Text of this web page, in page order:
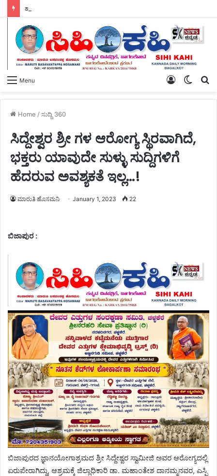
ಹಸಿರು ಸೇನೆಯ ಯುವ ಘಟಕದ ಅಧ್ಯಕ್ಷರಾಗಿ ಪ್ರಶಾಂತ ಭೂಸನೂರ ಆಯ್ಕೆ.
Menu
Switch
Log
Home /ಸುದ್ದಿ 360
ಸಿದ್ದೇಶ್ವರ ಶ್ರೀ ಗಳ ಆರೋಗ್ಯ ಸ್ಥಿರವಾಗಿದೆ,
ಭಕ್ತರು ಯಾವುದೇ ಸುಳ್ಳು ಸುದ್ದಿಗಳಿಗೆ
ಹೆದರುವ ಅವಶ್ಯಕತೆ ಇಲ್ಲ…!
ಮಾರುತಿ ಹೊಸಮನಿ January 1, 2023 22
ಬಿಜಾಪುರ :
ಬಿಜಾಪುರದ ಜ್ಞಾನಯೋಗಾಶ್ರಮದ ಶ್ರೀ ಸಿದ್ದೇಶ್ವರ ಸ್ವಾಮೀಜಿ ಅವರ ಆರೋಗ್ಯದಲ್ಲಿ
ಏರುಪೇರಾಗಿದ್ದು, ಆಶ್ರಮಕ್ಕೆ ಜಿಲ್ಲಾಧಿಕಾರಿ ಡಾ. ಮಹಾಂತೇಶ ದಾನಮ್ಮನವರ, ಎಸ್ಪಿ